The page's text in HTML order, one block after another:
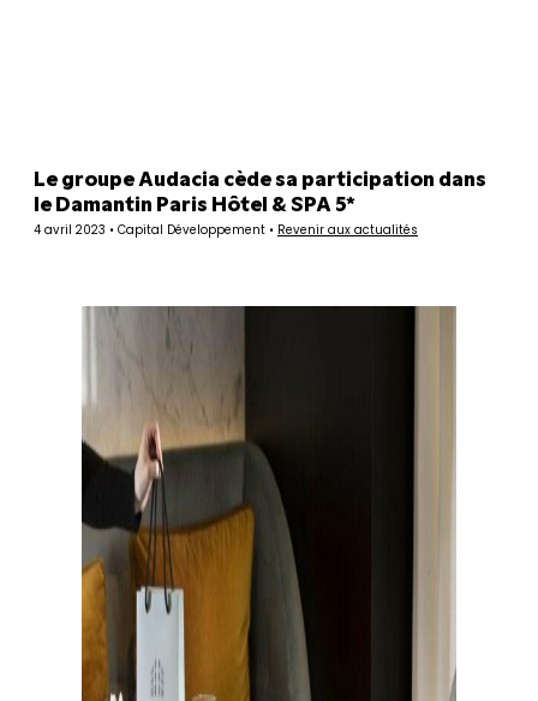
Le groupe Audacia cède sa participation dans
le Damantin Paris Hôtel & SPA 5*
4 avril 2023 • Capital Développement • Revenir aux actualités